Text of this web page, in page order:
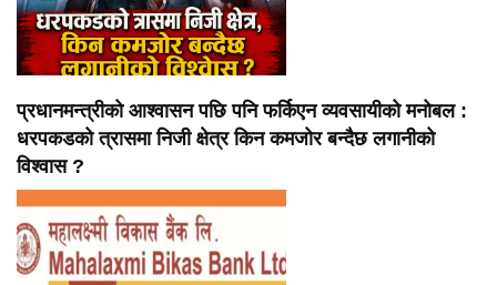
प्रधानमन्त्रीको आश्वासन पछि पनि फर्किएन व्यवसायीको मनोबल :
धरपकडको त्रासमा निजी क्षेत्र किन कमजोर बन्दैछ लगानीको
विश्वास ?